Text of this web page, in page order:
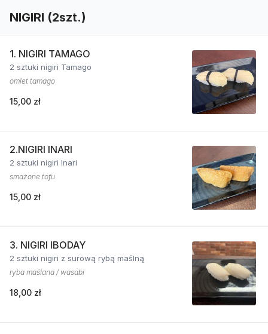
NIGIRI (2szt.)
1. NIGIRI TAMAGO
2 sztuki nigiri Tamago
omlet tamago
15,00 zł
2.NIGIRI INARI
2 sztuki nigiri Inari
smażone tofu
15,00 zł
3. NIGIRI IBODAY
2 sztuki nigiri z surową rybą maślną
ryba maślana / wasabi
18,00 zł